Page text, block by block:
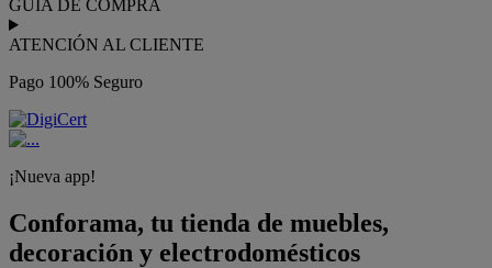
GUÍA DE COMPRA
ATENCIÓN AL CLIENTE
Pago 100% Seguro
¡Nueva app!
Conforama, tu tienda de muebles,
decoración y electrodomésticos